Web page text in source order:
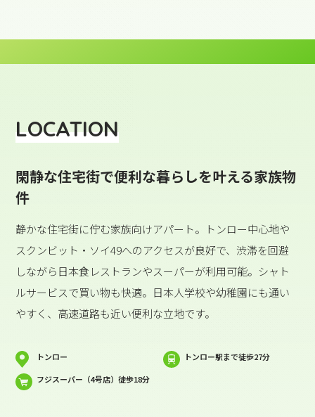
LOCATION
閑静な住宅街で便利な暮らしを叶える家族物
件
静かな住宅街に佇む家族向けアパート。トンロー中心地や
スクンビット・ソイ49へのアクセスが良好で、渋滞を回避
しながら日本食レストランやスーパーが利用可能。シャト
ルサービスで買い物も快適。日本人学校や幼稚園にも通い
やすく、高速道路も近い便利な立地です。
トンロー
トンロー駅まで徒歩27分
フジスーパー（4号店）徒歩18分